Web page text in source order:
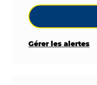
Gérer les alertes